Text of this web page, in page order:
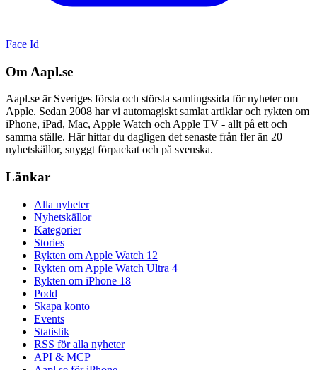
Face Id
Om Aapl.se
Aapl.se är Sveriges första och största samlingssida för nyheter om
Apple. Sedan 2008 har vi automagiskt samlat artiklar och rykten om
iPhone, iPad, Mac, Apple Watch och Apple TV - allt på ett och
samma ställe. Här hittar du dagligen det senaste från fler än 20
nyhetskällor, snyggt förpackat och på svenska.
Länkar
Alla nyheter
Nyhetskällor
Kategorier
Stories
Rykten om Apple Watch 12
Rykten om Apple Watch Ultra 4
Rykten om iPhone 18
Podd
Skapa konto
Events
Statistik
RSS för alla nyheter
API & MCP